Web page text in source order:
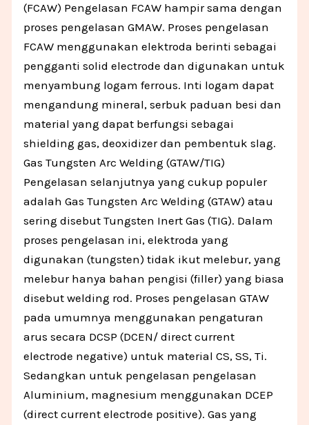
(FCAW) Pengelasan FCAW hampir sama dengan
proses pengelasan GMAW. Proses pengelasan
FCAW menggunakan elektroda berinti sebagai
pengganti solid electrode dan digunakan untuk
menyambung logam ferrous. Inti logam dapat
mengandung mineral, serbuk paduan besi dan
material yang dapat berfungsi sebagai
shielding gas, deoxidizer dan pembentuk slag.
Gas Tungsten Arc Welding (GTAW/TIG)
Pengelasan selanjutnya yang cukup populer
adalah Gas Tungsten Arc Welding (GTAW) atau
sering disebut Tungsten Inert Gas (TIG). Dalam
proses pengelasan ini, elektroda yang
digunakan (tungsten) tidak ikut melebur, yang
melebur hanya bahan pengisi (filler) yang biasa
disebut welding rod. Proses pengelasan GTAW
pada umumnya menggunakan pengaturan
arus secara DCSP (DCEN/ direct current
electrode negative) untuk material CS, SS, Ti.
Sedangkan untuk pengelasan pengelasan
Aluminium, magnesium menggunakan DCEP
(direct current electrode positive). Gas yang